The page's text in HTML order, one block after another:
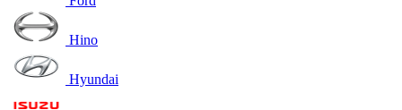
Hino
Hyundai